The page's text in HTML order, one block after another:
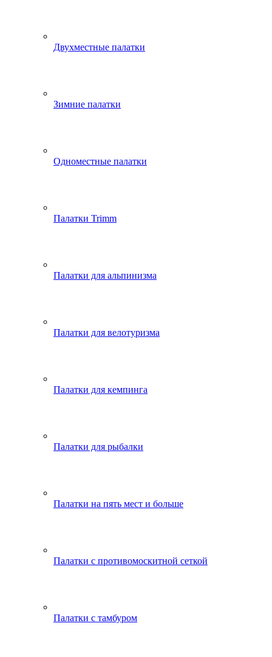
Двухместные палатки
Зимние палатки
Одноместные палатки
Палатки Trimm
Палатки для альпинизма
Палатки для велотуризма
Палатки для кемпинга
Палатки для рыбалки
Палатки на пять мест и больше
Палатки с противомоскитной сеткой
Палатки с тамбуром